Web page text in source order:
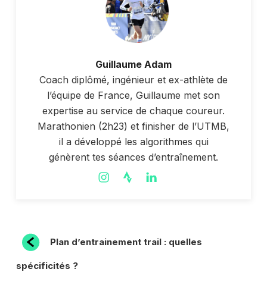
Guillaume Adam
Coach diplômé, ingénieur et ex-athlète de
l’équipe de France, Guillaume met son
expertise au service de chaque coureur.
Marathonien (2h23) et finisher de l’UTMB,
il a développé les algorithmes qui
génèrent tes séances d’entraînement.
NAVIGATION
DE
Article
précédent
Plan d’entrainement trail : quelles
spécificités ?